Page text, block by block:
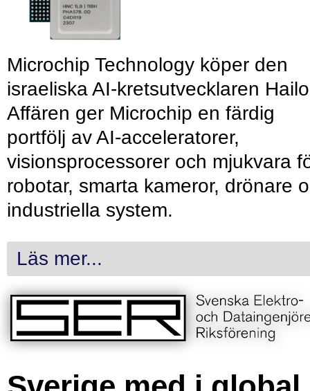
Microchip Technology köper den
israeliska AI-kretsutvecklaren
Affären ger Microchip en färdig
portfölj av AI-acceleratorer,
visionsprocessorer och mjukvara
robotar, smarta kameror, drönare
industriella system.
Läs mer...